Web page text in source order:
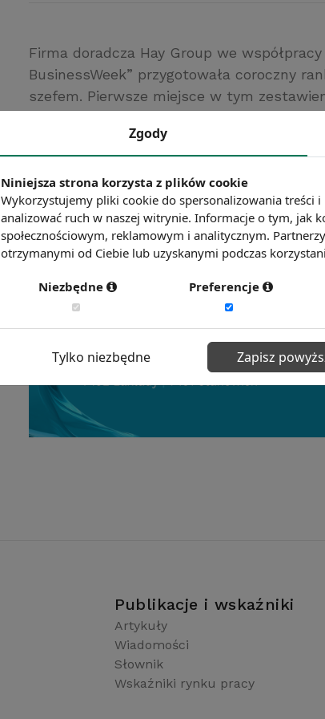
Firma doradcza Hay Group we
BusinessWeek” przygotowała coroczny
szefem. Pierwsze miejsce w tym
pracowników. Uwzględniane są takie
decyzji podejmowanych na stanowiskach
Źródło: pb.pl
Chcesz wiedzieć więcej?Zobacz więcej
Publikacje i wskaźniki
Artykuły
Wiadomości
Słownik
Wskaźniki rynku pracy
Zgody
Niniejsza strona korzysta z plików cookie
Wykorzystujemy pliki cookie do spersonalizowania treści
analizować ruch w naszej witrynie. Informacje o tym, jak
społecznościowym, reklamowym i analitycznym.
otrzymanymi od Ciebie lub uzyskanymi podczas
Niezbędne Preferencje
Tylko niezbędne Zapisz